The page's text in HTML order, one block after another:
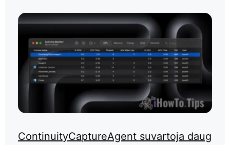
ContinuityCaptureAgent suvartoja daug